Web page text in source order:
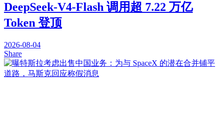
DeepSeek-V4-Flash 调用超 7.22 万亿
Token 登顶
2026-08-04
Share